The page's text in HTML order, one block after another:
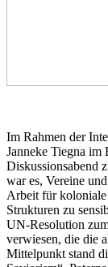
Im Rahmen der
Janneke Tiegna im
Diskussionsabend
war es, Vereine
Arbeit für
Strukturen zu
UN-Resolution
verwiesen, die die
Mittelpunkt stand